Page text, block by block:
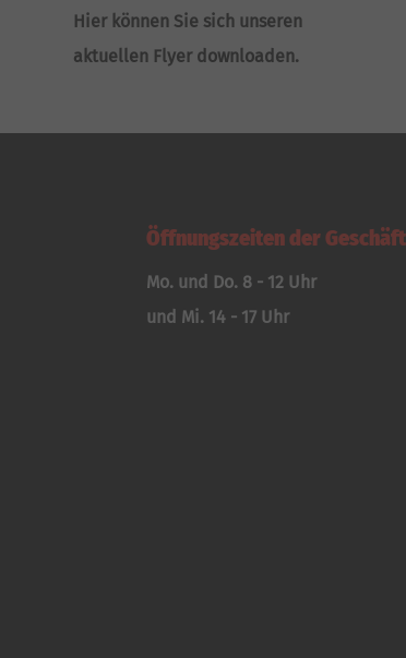
Hier können Sie sich unseren
aktuellen Flyer downloaden.
Öffnungszeiten der
Mo. und Do. 8 - 12 Uhr
und Mi. 14 - 17 Uhr